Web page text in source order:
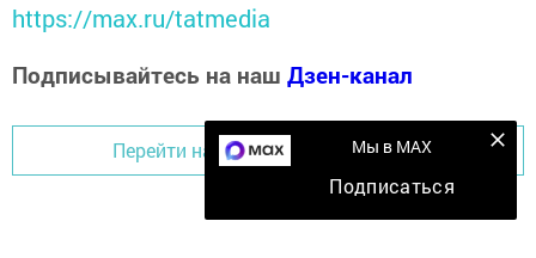
https://max.ru/tatmedia
Подписывайтесь на наш Дзен-канал
Перейти на страницу новостиМы в MAX
Подписаться